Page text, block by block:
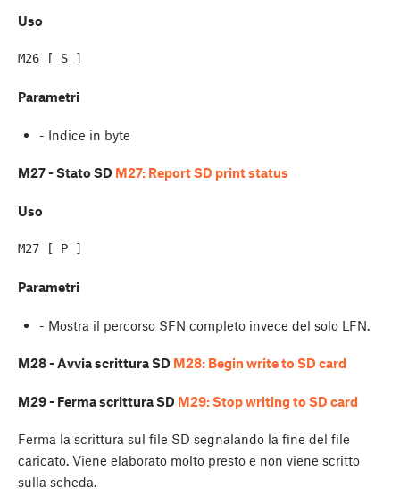
Uso
Parametri
- Indice in byte
M27 - Stato SD M27: Report SD print status
Uso
Parametri
- Mostra il percorso SFN completo invece del solo LFN.
M28 - Avvia scrittura SD M28: Begin write to SD card
M29 - Ferma scrittura SD M29: Stop writing to SD card
Ferma la scrittura sul file SD segnalando la fine del file
caricato. Viene elaborato molto presto e non viene scritto
sulla scheda.